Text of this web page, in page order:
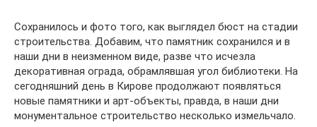
Сохранилось и фото того, как выглядел бюст на стадии
строительства. Добавим, что памятник сохранился и в
наши дни в неизменном виде, разве что исчезла
декоративная ограда, обрамлявшая угол библиотеки. На
сегодняшний день в Кирове продолжают появляться
новые памятники и арт-объекты, правда, в наши дни
монументальное строительство несколько измельчало.